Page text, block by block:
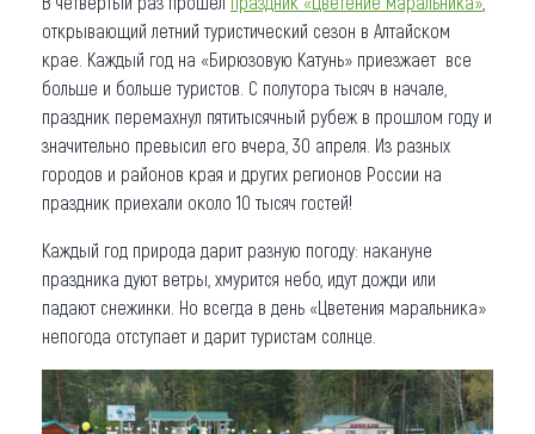
Что привезти (сувениры)
О регионе
Коллекция впечатлений
Другие рубрики
открывающий летний туристический сезон в Алтайском
крае. Каждый год на «Бирюзовую Катунь» приезжает все
больше и больше туристов. С полутора тысяч в начале,
праздник перемахнул пятитысячный рубеж в прошлом году и
значительно превысил его вчера, 30 апреля. Из разных
городов и районов края и других регионов России на
праздник приехали около 10 тысяч гостей!
Каждый год природа дарит разную погоду: накануне
праздника дуют ветры, хмурится небо, идут дожди или
падают снежинки. Но всегда в день «Цветения маральника»
непогода отступает и дарит туристам солнце.